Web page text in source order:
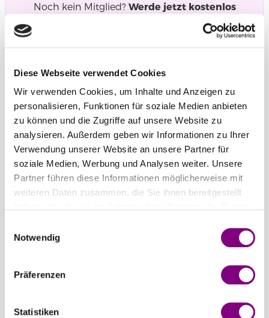
Diese Webseite verwendet Cookies
Wir verwenden Cookies, um Inhalte und Anzeigen zu
personalisieren, Funktionen für soziale Medien anbieten
zu können und die Zugriffe auf unsere Website zu
analysieren. Außerdem geben wir Informationen zu Ihrer
Verwendung unserer Website an unsere Partner für
soziale Medien, Werbung und Analysen weiter. Unsere
Partner führen diese Informationen möglicherweise mit
weiteren Daten zusammen, die Sie ihnen bereitgestellt
Notwendig
Präferenzen
Statistiken
Noch kein Mitglied? Werde jetzt kostenlos
Mitglied und starte mit dem Punktesammeln!
Symfonie Rundstricknadeln in Regenbogenfarben aus
Länge Stärke
15.00 mm
Anzahl
Mitglied werden Sie ganz einfach an der